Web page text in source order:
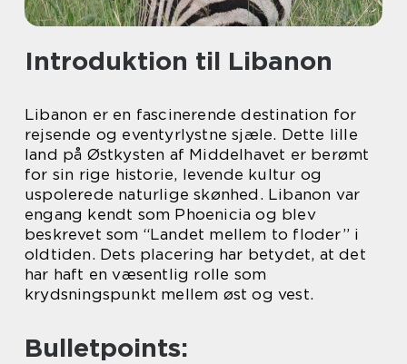
Introduktion til Libanon
Libanon er en fascinerende destination for
rejsende og eventyrlystne sjæle. Dette lille
land på Østkysten af Middelhavet er berømt
for sin rige historie, levende kultur og
uspolerede naturlige skønhed. Libanon var
engang kendt som Phoenicia og blev
beskrevet som “Landet mellem to floder” i
oldtiden. Dets placering har betydet, at det
har haft en væsentlig rolle som
krydsningspunkt mellem øst og vest.
Bulletpoints: